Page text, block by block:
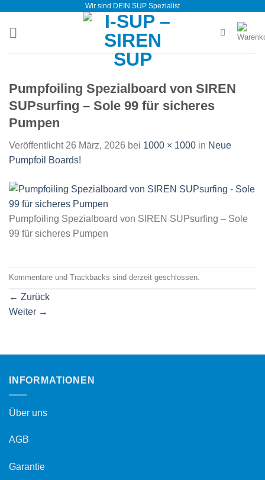
springen
Wir sind DEIN SUP Spezialist
Pumpfoiling Spezialboard von SIREN
SUPsurfing – Sole 99 für sicheres
Pumpen
Veröffentlicht 26 März, 2026 bei 1000 × 1000 in Neue
Pumpfoil Boards!
Pumpfoiling Spezialboard von SIREN SUPsurfing – Sole
99 für sicheres Pumpen
Kommentare und Trackbacks sind derzeit geschlossen.
← Zurück
Weiter →
INFORMATIONEN
Über uns
AGB
Garantie